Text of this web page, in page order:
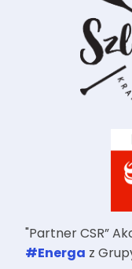
"Partner CSR”
#Energa z